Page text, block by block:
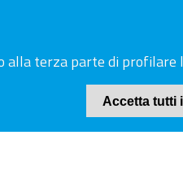
© 2019 Camera di
alla terza parte di
Accetta tutti